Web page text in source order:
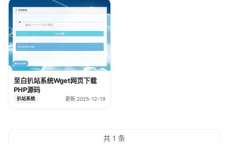
至白扒站系统Wget网页下载
PHP源码
扒站系统 更新 2025-12-19
共 1 条